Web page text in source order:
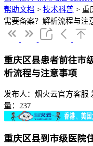
帮助文档 > 技术科普 > 重
需要备案？解析流程与注
重庆区县患者前往市
析流程与注意事项
发布人：烟火云官方客服
量：237
重庆区县到市级医院